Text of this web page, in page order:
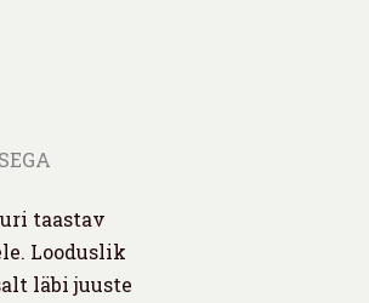
taastav
Looduslik
läbi juuste